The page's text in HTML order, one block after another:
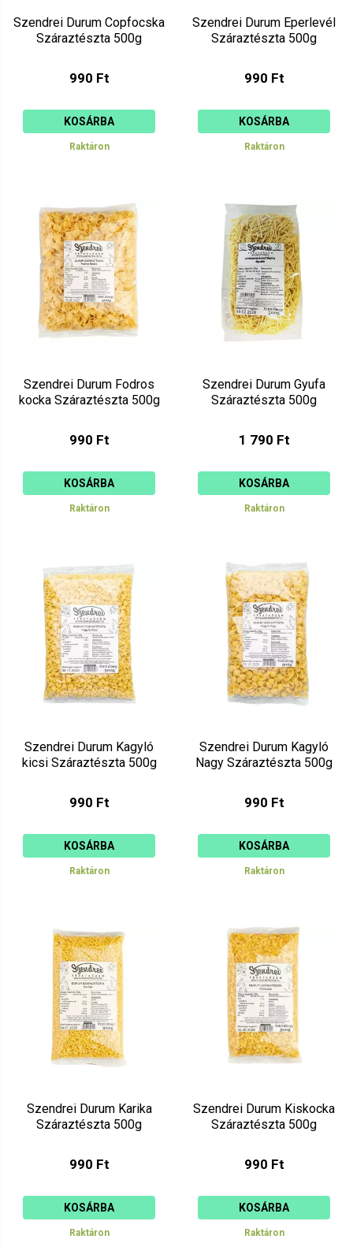
Szendrei Durum Copfocska
Száraztészta 500g
990 Ft
KOSÁRBA
Raktáron
Szendrei Durum Eperlevél
Száraztészta 500g
990 Ft
KOSÁRBA
Raktáron
Szendrei Durum Fodros
kocka Száraztészta 500g
990 Ft
KOSÁRBA
Raktáron
Szendrei Durum Gyufa
Száraztészta 500g
1 790 Ft
KOSÁRBA
Raktáron
Szendrei Durum Kagyló
kicsi Száraztészta 500g
990 Ft
KOSÁRBA
Raktáron
Szendrei Durum Kagyló
Nagy Száraztészta 500g
990 Ft
KOSÁRBA
Raktáron
Szendrei Durum Karika
Száraztészta 500g
990 Ft
KOSÁRBA
Raktáron
Szendrei Durum Kiskocka
Száraztészta 500g
990 Ft
KOSÁRBA
Raktáron